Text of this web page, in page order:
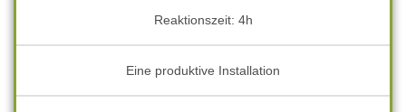
Reaktionszeit: 4h
Eine produktive Installation